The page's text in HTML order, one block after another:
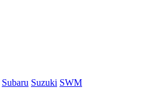
Subaru Suzuki SWM